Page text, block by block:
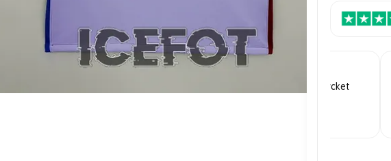
"Mycket nöjd... priserna är mycket